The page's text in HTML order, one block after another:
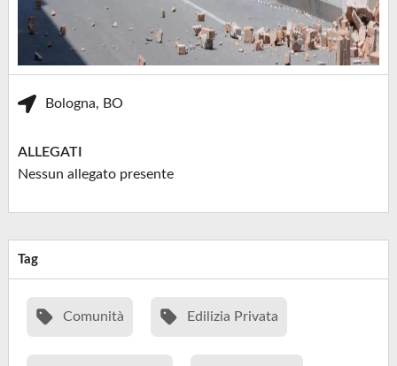
Bologna, BO
ALLEGATI
Nessun allegato presente
Tag
Comunità Edilizia Privata